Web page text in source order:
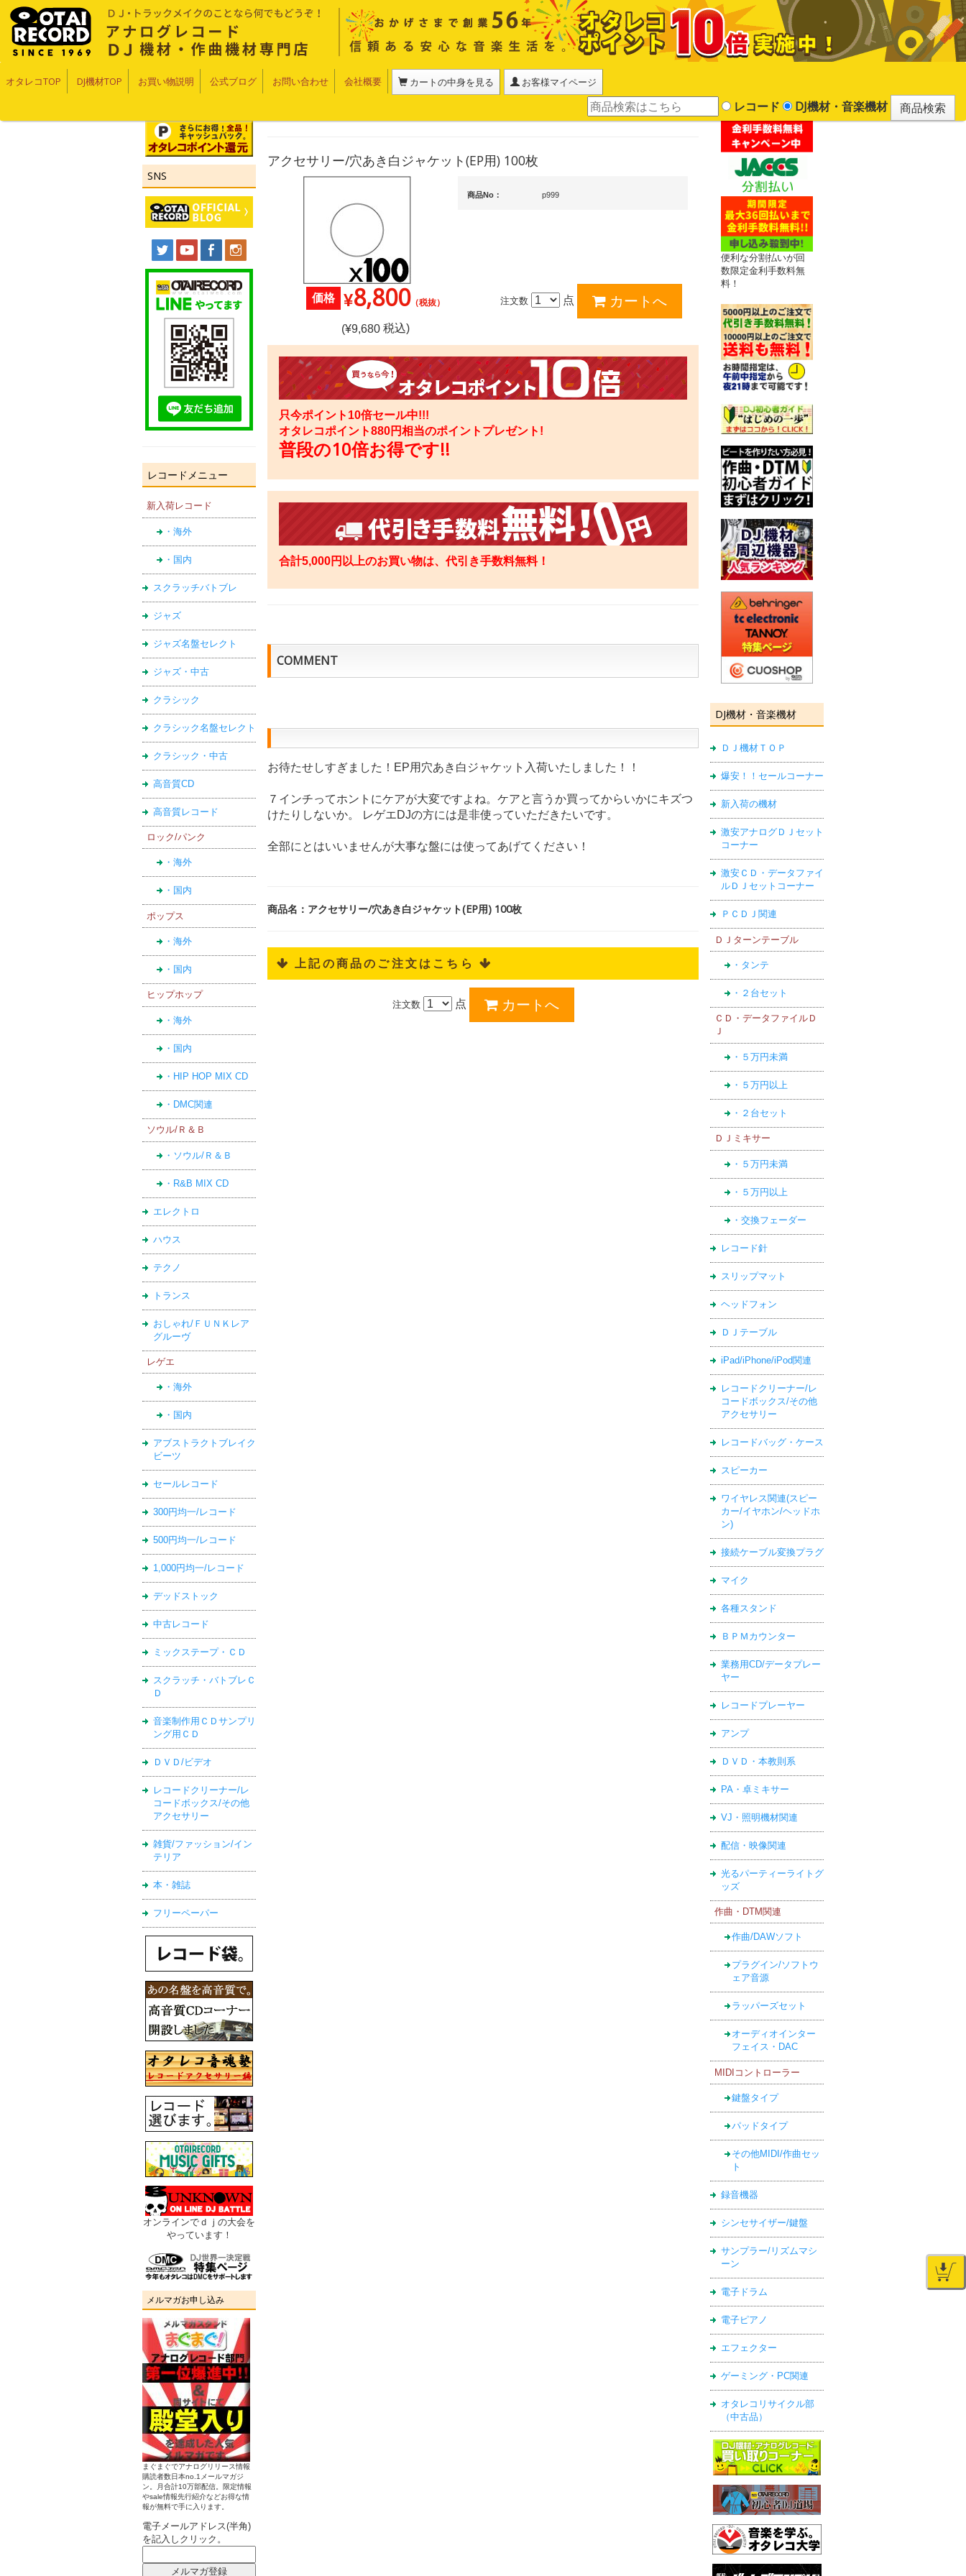
オタレコTOP DJ機材TOP お買い物説明 公式ブログ お問い合わせ 会社概要 カートの中身を見る お客様マイページ
レコード DJ機材・音楽機材
SNS
レコードメニュー
新入荷レコード
・海外
・国内
スクラッチバトブレ
ジャズ
ジャズ名盤セレクト
ジャズ・中古
クラシック
クラシック名盤セレクト
クラシック・中古
高音質CD
高音質レコード
ロック/パンク
・海外
・国内
ポップス
・海外
・国内
ヒップホップ
・海外
・国内
・HIP HOP MIX CD
・DMC関連
ソウル/Ｒ＆Ｂ
・ソウル/Ｒ＆Ｂ
・R&B MIX CD
エレクトロ
ハウス
テクノ
トランス
おしゃれ/ＦＵＮＫレア
グルーヴ
レゲエ
・海外
・国内
アブストラクトブレイク
ビーツ
セールレコード
300円均一/レコード
500円均一/レコード
1,000円均一/レコード
デッドストック
中古レコード
ミックステープ・ＣＤ
スクラッチ・バトブレＣ
Ｄ
音楽制作用ＣＤサンプリ
ング用ＣＤ
ＤＶＤ/ビデオ
レコードクリーナー/レ
コードボックス/その他
アクセサリー
雑貨/ファッション/イン
テリア
本・雑誌
フリーペーパー
オンラインでｄｊの大会を
やっています！
メルマガお申し込み
まぐまぐでアナログリリース情報
購読者数日本no.1メールマガジ
ン。月合計10万部配信。限定情報
やsale情報先行紹介などお得な情
報が無料で手に入ります。
電子メールアドレス(半角)
を記入しクリック。
便利な分割払いが回
数限定金利手数料無
料！
DJ機材・音楽機材
ＤＪ機材ＴＯＰ
爆安！！セールコーナー
新入荷の機材
激安アナログＤＪセット
コーナー
激安ＣＤ・データファイ
ルＤＪセットコーナー
ＰＣＤＪ関連
ＤＪターンテーブル
・タンテ
・２台セット
ＣＤ・データファイルＤ
Ｊ
・５万円未満
・５万円以上
・２台セット
ＤＪミキサー
・５万円未満
・５万円以上
・交換フェーダー
レコード針
スリップマット
ヘッドフォン
ＤＪテーブル
iPad/iPhone/iPod関連
レコードクリーナー/レ
コードボックス/その他
アクセサリー
レコードバッグ・ケース
スピーカー
ワイヤレス関連(スピー
カー/イヤホン/ヘッドホ
ン)
接続ケーブル変換プラグ
マイク
各種スタンド
ＢＰＭカウンター
業務用CD/データプレー
ヤー
レコードプレーヤー
アンプ
ＤＶＤ・本教則系
PA・卓ミキサー
VJ・照明機材関連
配信・映像関連
光るパーティーライトグ
ッズ
作曲・DTM関連
作曲/DAWソフト
プラグイン/ソフトウ
ェア音源
ラッパーズセット
オーディオインター
フェイス・DAC
MIDIコントローラー
鍵盤タイプ
パッドタイプ
その他MIDI/作曲セッ
ト
録音機器
シンセサイザー/鍵盤
サンプラー/リズムマシ
ーン
電子ドラム
電子ピアノ
エフェクター
ゲーミング・PC関連
オタレコリサイクル部
（中古品）
アクセサリー/穴あき白ジャケット(EP用) 100枚
商品No： p999
価格 ¥8,800（税抜）
(¥9,680税込)
注文数 点
只今ポイント10倍セール中!!!
オタレコポイント880円相当のポイントプレゼント!
普段の10倍お得です!!
合計5,000円以上のお買い物は、代引き手数料無料！
COMMENT
お待たせしすぎました！EP用穴あき白ジャケット入荷いたしました！！
７インチってホントにケアが大変ですよね。ケアと言うか買ってからいかにキズつ
けたりしないか。 レゲエDJの方には是非使っていただきたいです。
全部にとはいいませんが大事な盤には使ってあげてください！
商品名：アクセサリー/穴あき白ジャケット(EP用) 100枚
 上記の商品のご注文はこちら 
注文数 点